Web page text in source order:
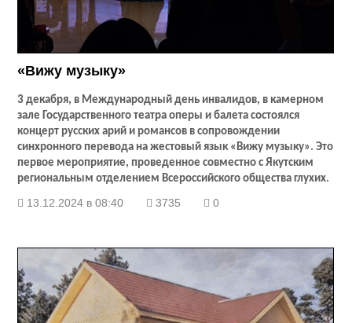
«Вижу музыку»
3 декабря, в Международный день инвалидов, в камерном
зале Государственного театра оперы и балета состоялся
концерт русских арий и романсов в сопровождении
синхронного перевода на жестовый язык «Вижу музыку». Это
первое мероприятие, проведенное совместно с Якутским
региональным отделением Всероссийского общества глухих.
13.12.2024 в 08:40 3735 0